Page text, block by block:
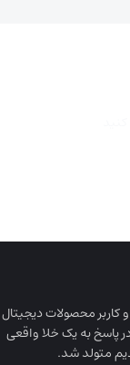
محصولات دیجیتال
پاسخ به یک خلا واقعی
متولد شد.